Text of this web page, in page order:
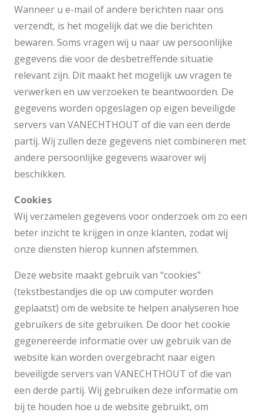
Wanneer u e-mail of andere berichten naar ons
verzendt, is het mogelijk dat we die berichten
bewaren. Soms vragen wij u naar uw persoonlijke
gegevens die voor de desbetreffende situatie
relevant zijn. Dit maakt het mogelijk uw vragen te
verwerken en uw verzoeken te beantwoorden. De
gegevens worden opgeslagen op eigen beveiligde
servers van VANECHTHOUT of die van een derde
partij. Wij zullen deze gegevens niet combineren met
andere persoonlijke gegevens waarover wij
beschikken.
Cookies
Wij verzamelen gegevens voor onderzoek om zo een
beter inzicht te krijgen in onze klanten, zodat wij
onze diensten hierop kunnen afstemmen.
Deze website maakt gebruik van “cookies”
(tekstbestandjes die op uw computer worden
geplaatst) om de website te helpen analyseren hoe
gebruikers de site gebruiken. De door het cookie
gegenereerde informatie over uw gebruik van de
website kan worden overgebracht naar eigen
beveiligde servers van VANECHTHOUT of die van
een derde partij. Wij gebruiken deze informatie om
bij te houden hoe u de website gebruikt, om